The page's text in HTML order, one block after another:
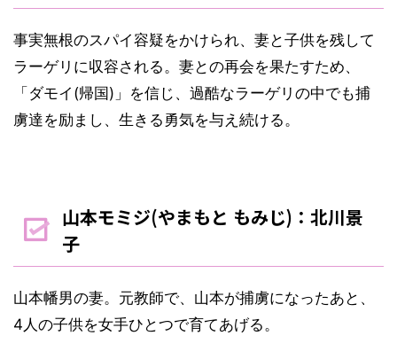
事実無根のスパイ容疑をかけられ、妻と子供を残して
ラーゲリに収容される。妻との再会を果たすため、
「ダモイ(帰国)」を信じ、過酷なラーゲリの中でも捕
虜達を励まし、生きる勇気を与え続ける。
山本モミジ(やまもと もみじ)：北川景
子
山本幡男の妻。元教師で、山本が捕虜になったあと、
4人の子供を女手ひとつで育てあげる。